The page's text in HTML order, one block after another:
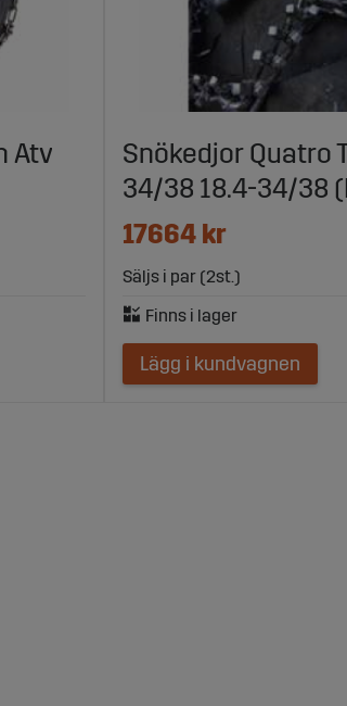
Atv
Snökedjor Quatro
34/38 18.4-34/38
17664 kr
Säljs i par (2st.)
Lägg i kundvagnen